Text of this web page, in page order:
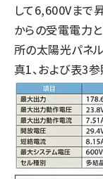
して6,600Vまで
からの受電電力
所の太陽光パネ
真1、および表3参